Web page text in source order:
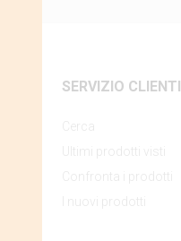
SERVIZIO CLIENTI
Cerca
Ultimi prodotti visti
Confronta i prodotti
I nuovi prodotti